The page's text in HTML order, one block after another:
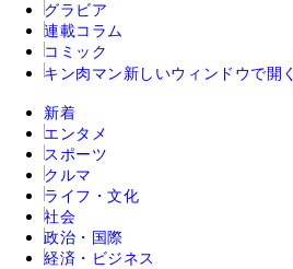
グラビア
連載コラム
コミック
キン肉マン 新しいウィンドウで開く
新着
エンタメ
スポーツ
クルマ
ライフ・文化
社会
政治・国際
経済・ビジネス